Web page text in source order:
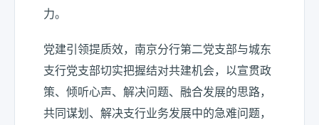
力。
党建引领提质效，南京分行第二党支部与城东
支行党支部切实把握结对共建机会，以宣贯政
策、倾听心声、解决问题、融合发展的思路，
共同谋划、解决支行业务发展中的急难问题，